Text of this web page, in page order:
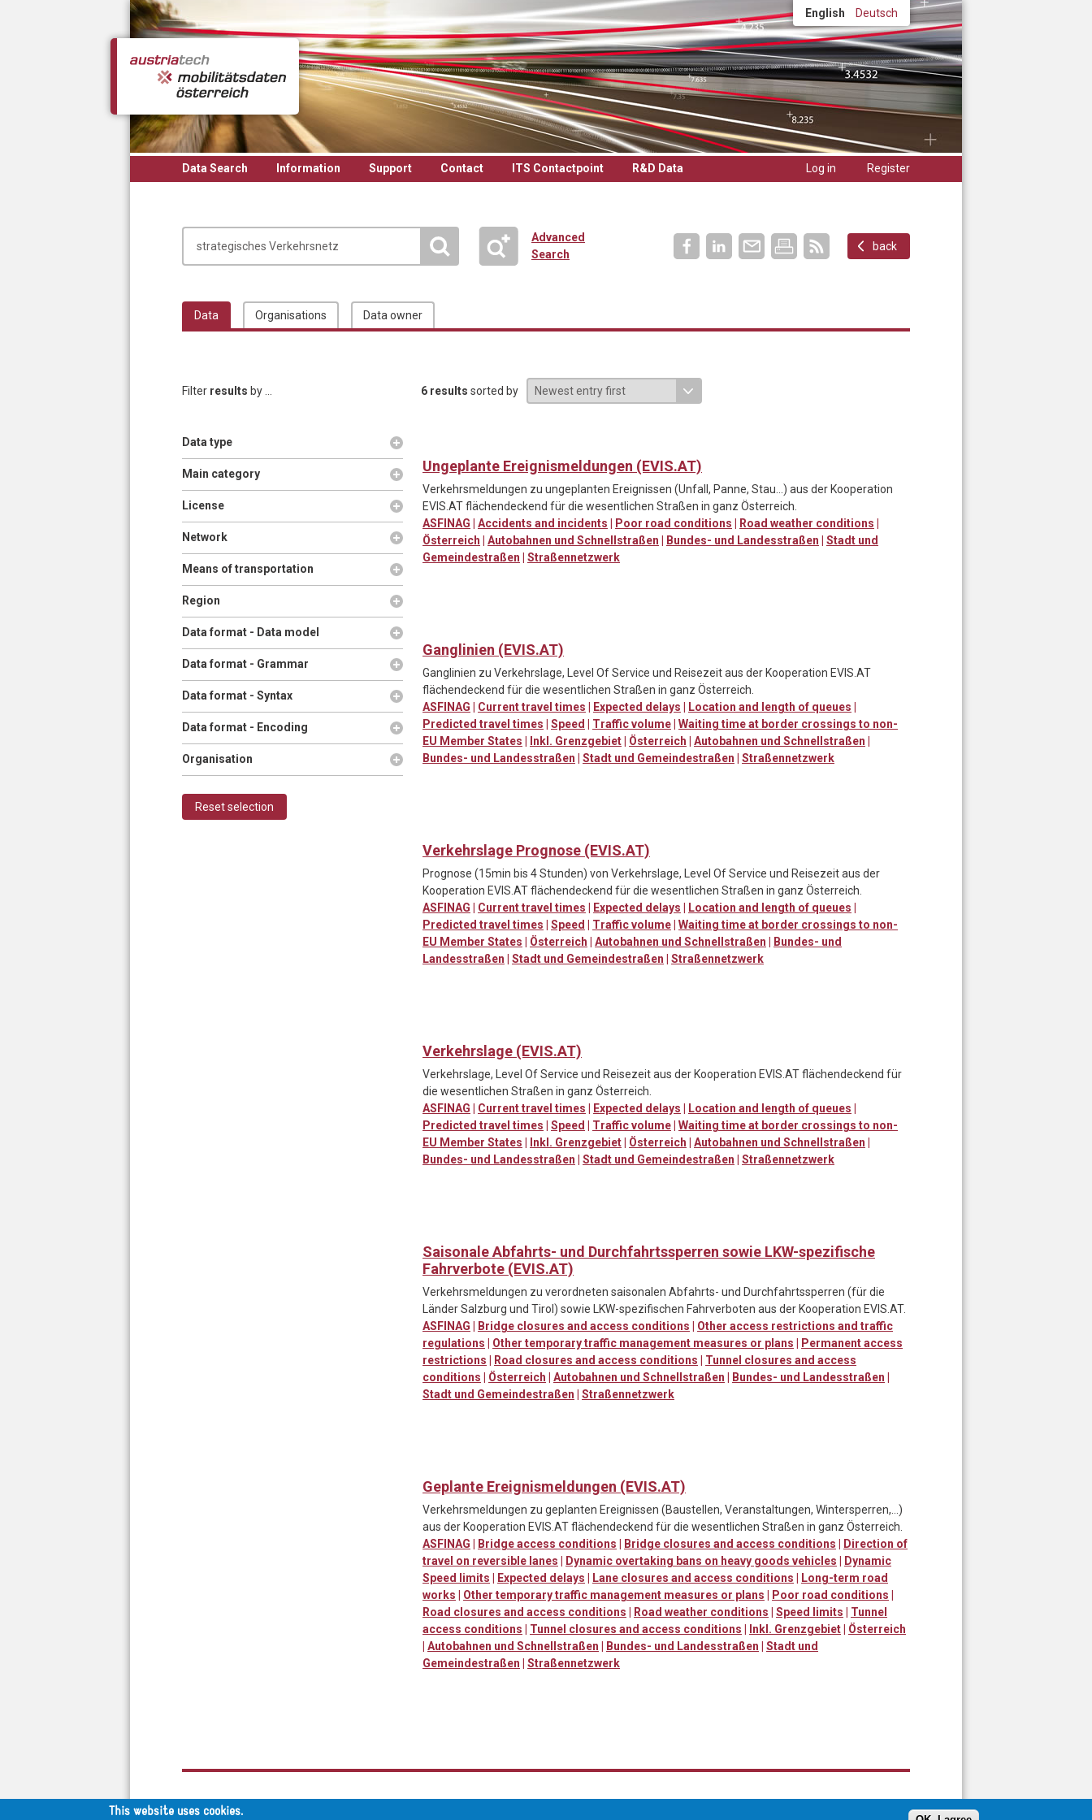
English Deutsch
Data Search Information Support Contact ITS Contactpoint R&D Data Log in Register
Advanced
Search
back
Data Organisations Data owner
Filter results by ... 6 results sorted by
Show
Data type
Show
Main category
Show
License
Show
Network
Show
Means of transportation
Show
Region
Show
Data format - Data model
Show
Data format - Grammar
Show
Data format - Syntax
Show
Data format - Encoding
Show
Organisation
Ungeplante Ereignismeldungen (EVIS.AT)
Verkehrsmeldungen zu ungeplanten Ereignissen (Unfall, Panne, Stau…) aus der Kooperation
EVIS.AT flächendeckend für die wesentlichen Straßen in ganz Österreich.
ASFINAG | Accidents and incidents | Poor road conditions | Road weather conditions |
Österreich | Autobahnen und Schnellstraßen | Bundes- und Landesstraßen | Stadt und
Gemeindestraßen | Straßennetzwerk
Ganglinien (EVIS.AT)
Ganglinien zu Verkehrslage, Level Of Service und Reisezeit aus der Kooperation EVIS.AT
flächendeckend für die wesentlichen Straßen in ganz Österreich.
ASFINAG | Current travel times | Expected delays | Location and length of queues |
Predicted travel times | Speed | Traffic volume| Waiting time at border crossings to non-
EU Member States | Inkl. Grenzgebiet| Österreich | Autobahnen und Schnellstraßen |
Bundes- und Landesstraßen | Stadt und Gemeindestraßen | Straßennetzwerk
Verkehrslage Prognose (EVIS.AT)
Prognose (15min bis 4 Stunden) von Verkehrslage, Level Of Service und Reisezeit aus der
Kooperation EVIS.AT flächendeckend für die wesentlichen Straßen in ganz Österreich.
ASFINAG | Current travel times | Expected delays | Location and length of queues |
Predicted travel times | Speed | Traffic volume| Waiting time at border crossings to non-
EU Member States | Österreich | Autobahnen und Schnellstraßen | Bundes- und
Landesstraßen | Stadt und Gemeindestraßen | Straßennetzwerk
Verkehrslage (EVIS.AT)
Verkehrslage, Level Of Service und Reisezeit aus der Kooperation EVIS.AT flächendeckend für
die wesentlichen Straßen in ganz Österreich.
ASFINAG | Current travel times | Expected delays | Location and length of queues |
Predicted travel times | Speed | Traffic volume| Waiting time at border crossings to non-
EU Member States | Inkl. Grenzgebiet| Österreich | Autobahnen und Schnellstraßen |
Bundes- und Landesstraßen | Stadt und Gemeindestraßen | Straßennetzwerk
Saisonale Abfahrts- und Durchfahrtssperren sowie LKW-spezifische
Fahrverbote (EVIS.AT)
Verkehrsmeldungen zu verordneten saisonalen Abfahrts- und Durchfahrtssperren (für die
Länder Salzburg und Tirol) sowie LKW-spezifischen Fahrverboten aus der Kooperation EVIS.AT.
ASFINAG | Bridge closures and access conditions | Other access restrictions and traffic
regulations | Other temporary traffic management measures or plans | Permanent access
restrictions | Road closures and access conditions | Tunnel closures and access
conditions | Österreich | Autobahnen und Schnellstraßen | Bundes- und Landesstraßen |
Stadt und Gemeindestraßen | Straßennetzwerk
Geplante Ereignismeldungen (EVIS.AT)
Verkehrsmeldungen zu geplanten Ereignissen (Baustellen, Veranstaltungen, Wintersperren,…)
aus der Kooperation EVIS.AT flächendeckend für die wesentlichen Straßen in ganz Österreich.
ASFINAG | Bridge access conditions | Bridge closures and access conditions | Direction of
travel on reversible lanes | Dynamic overtaking bans on heavy goods vehicles | Dynamic
Speed limits | Expected delays | Lane closures and access conditions | Long-term road
works | Other temporary traffic management measures or plans | Poor road conditions |
Road closures and access conditions | Road weather conditions | Speed limits | Tunnel
access conditions | Tunnel closures and access conditions | Inkl. Grenzgebiet| Österreich
| Autobahnen und Schnellstraßen | Bundes- und Landesstraßen | Stadt und
Gemeindestraßen | Straßennetzwerk
Sitemap
This website uses cookies.